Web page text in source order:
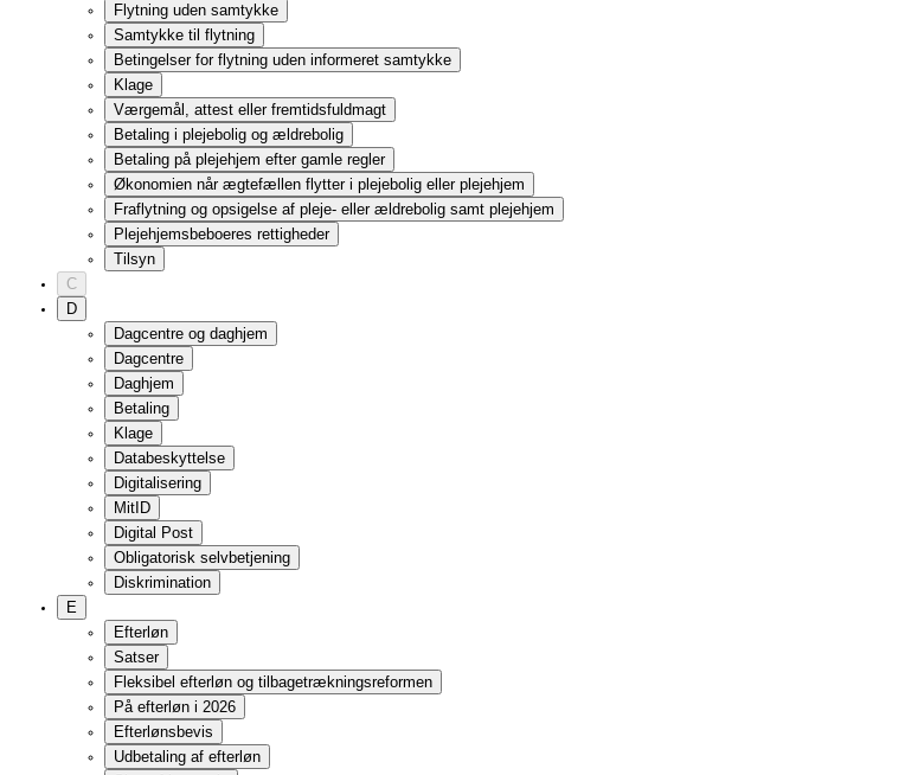
Diskrimination
Efterløn
Satser
Fleksibel efterløn og tilbagetrækningsreformen
På efterløn i 2026
Efterlønsbevis
Udbetaling af efterløn
Skattefri præmie
Arbejde i efterlønsperioden
Indtægter, der fradrages i efterlønnen
Medlemsperiode og efterlønsbidrag
Bopæl og ophold i udlandet
Selvstændig virksomhed
Fortrydelsesordning
Erstatning
Skadesansvar/erstatning
Tingsskade
Personskade
Årsagssammenhæng
Arbejdsskade
Ulykke
F
Ferieloven
Fleksjob og andre job på særlige vilkår
Fleksjob
Ledighedsydelse
Løntilskud til førtidspensionister
Job og handicap